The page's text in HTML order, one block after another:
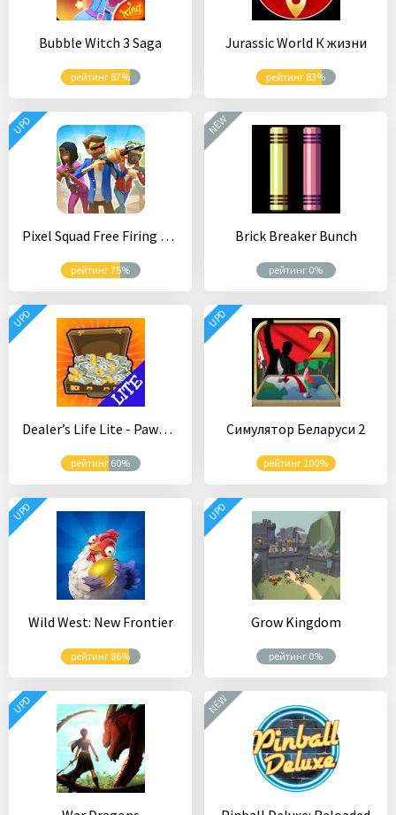
Bubble Witch 3 Saga
рейтинг 87%
Jurassic World К жизни
рейтинг 83%
Pixel Squad Free Firing Королевская битва 2020
рейтинг 75%
UPD
Brick Breaker Bunch
рейтинг 0%
NEW
Dealer’s Life Lite - Pawn Shop Tycoon
рейтинг 60%
UPD
Симулятор Беларуси 2
рейтинг 100%
UPD
Wild West: New Frontier
рейтинг 86%
UPD
Grow Kingdom
рейтинг 0%
UPD
UPD NEW